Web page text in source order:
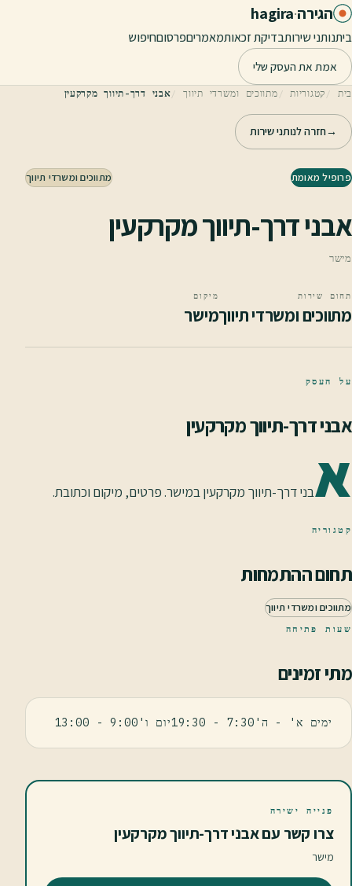
דלג לתוכן הראשי
הגירה·
hagira
ביתנותני שירותבדיקת זכאותמאמריםפרסוםחיפוש
אמת את העסק שלי
בית קטגוריות מתווכים ומשרדי תיווך אבני דרך-תיווך מקרקעין
→חזרה לנותני שירות
פרופיל מאומת מתווכים ומשרדי תיווך
אבני דרך-תיווך מקרקעין
מישר
תחום שירות
מתווכים ומשרדי תיווך
מיקום
מישר
על העסק
אבני דרך-תיווך מקרקעין
אבני דרך-תיווך מקרקעין במישר. פרטים, מיקום וכתובת.
קטגוריה
תחום ההתמחות
מתווכים ומשרדי תיווך
שעות פתיחה
מתי זמינים
ימים א' - ה'7:30 - 19:30יום ו'9:00 - 13:00
פנייה ישירה
צרו קשר עם אבני דרך-תיווך מקרקעין
מישר